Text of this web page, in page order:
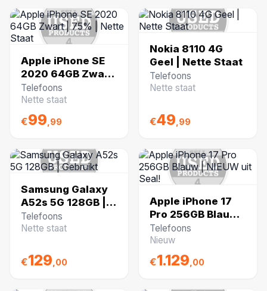
Apple iPhone SE
2020 64GB Zwart
| 75% | Nette
Staat
Telefoons
Nette staat
€99 ,99
Nokia 8110 4G
Geel | Nette Staat
Telefoons
Nette staat
€49 ,99
Samsung Galaxy
A52s 5G 128GB |
Gebruikt
Telefoons
Nette staat
€129 ,00
Apple iPhone 17
Pro 256GB Blauw |
NIEUW uit Seal!
Telefoons
Nieuw
€1.129 ,00